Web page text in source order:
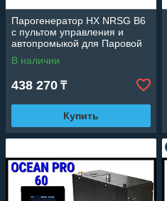
Парогенератор HX NRSG B6
c пультом управления и
автопромыкой для Паровой
комнаты (Мощность 6 кВт,
объем 2-7 м3)
В наличии
438 270 ₸
Купить